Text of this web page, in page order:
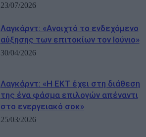
23/07/2026
Λαγκάρντ: «Ανοιχτό το ενδεχόμενο
αύξησης των επιτοκίων τον Ιούνιο»
30/04/2026
Λαγκάρντ: «Η ΕΚΤ έχει στη διάθεση
της ένα φάσμα επιλογών απέναντι
στο ενεργειακό σοκ»
25/03/2026